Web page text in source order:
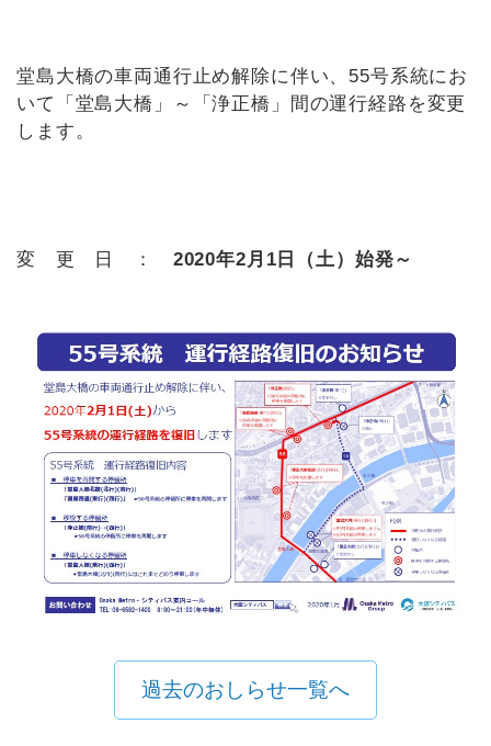
堂島大橋の車両通行止め解除に伴い、55号系統にお
いて「堂島大橋」～「浄正橋」間の運行経路を変更
します。
変 更 日 ： 2020年2月1日（土）始発～
過去のおしらせ一覧へ